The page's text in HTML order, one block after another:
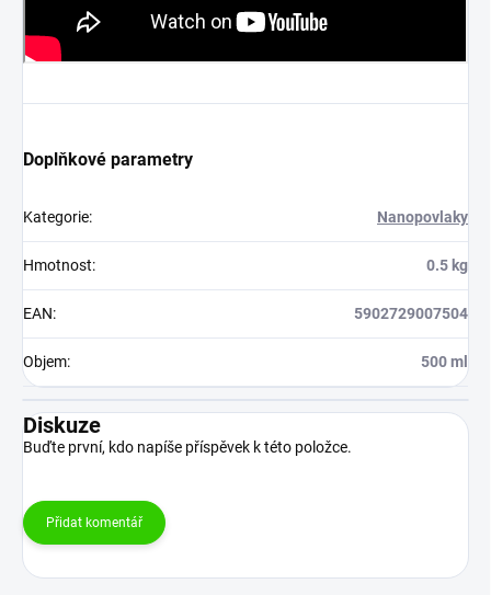
Doplňkové parametry
Kategorie: Nanopovlaky
Hmotnost: 0.5 kg
EAN: 5902729007504
Objem: 500 ml
Diskuze
Buďte první, kdo napíše příspěvek k této položce.
Přidat komentář